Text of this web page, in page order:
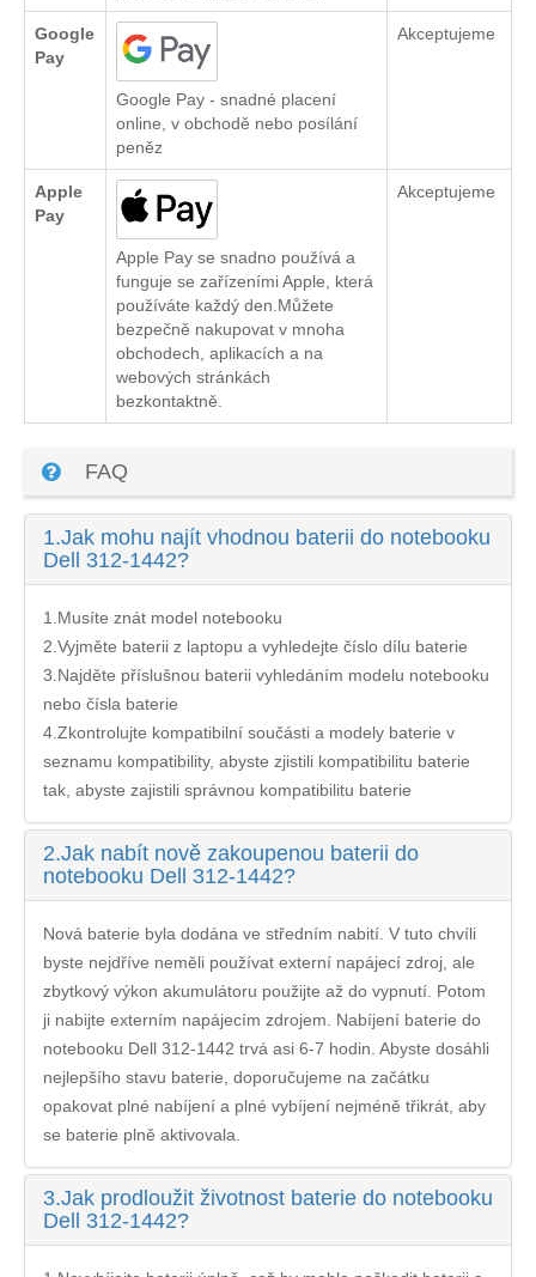
Google
Pay
Google Pay - snadné placení
online, v obchodě nebo posílání
peněz
Akceptujeme
Apple
Pay
Apple Pay se snadno používá a
funguje se zařízeními Apple, která
používáte každý den.Můžete
bezpečně nakupovat v mnoha
obchodech, aplikacích a na
webových stránkách
bezkontaktně.
Akceptujeme
FAQ
1.Jak mohu najít vhodnou baterii do notebooku
Dell 312-1442?
1.Musíte znát model notebooku
2.Vyjměte baterii z laptopu a vyhledejte číslo dílu baterie
3.Najděte příslušnou baterii vyhledáním modelu notebooku
nebo čísla baterie
4.Zkontrolujte kompatibilní součásti a modely baterie v
seznamu kompatibility, abyste zjistili kompatibilitu baterie
tak, abyste zajistili správnou kompatibilitu baterie
2.Jak nabít nově zakoupenou baterii do
notebooku Dell 312-1442?
Nová baterie byla dodána ve středním nabití. V tuto chvíli
byste nejdříve neměli používat externí napájecí zdroj, ale
zbytkový výkon akumulátoru použijte až do vypnutí. Potom
ji nabijte externím napájecím zdrojem. Nabíjení baterie do
notebooku Dell 312-1442 trvá asi 6-7 hodin. Abyste dosáhli
nejlepšího stavu baterie, doporučujeme na začátku
opakovat plné nabíjení a plné vybíjení nejméně třikrát, aby
se baterie plně aktivovala.
3.Jak prodloužit životnost baterie do notebooku
Dell 312-1442?